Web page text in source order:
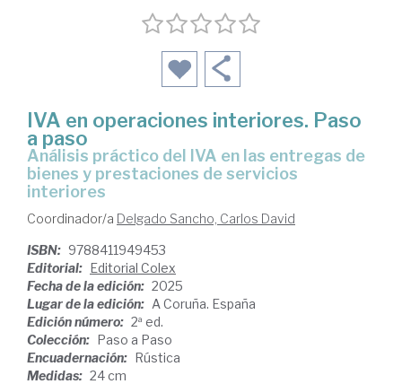
IVA en operaciones interiores. Paso
a paso
Análisis práctico del IVA en las entregas de
bienes y prestaciones de servicios
interiores
Coordinador/a Delgado Sancho, Carlos David
ISBN: 9788411949453
Editorial: Editorial Colex
Fecha de la edición: 2025
Lugar de la edición: A Coruña. España
Edición número: 2ª ed.
Colección: Paso a Paso
Encuadernación: Rústica
Medidas: 24 cm